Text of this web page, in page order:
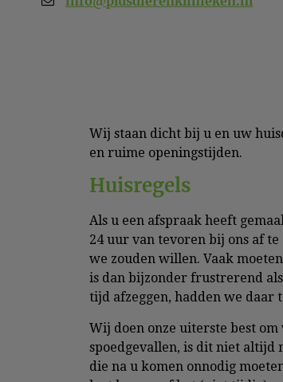
Wij staan dicht bij u en uw
en ruime openingstijden.
Huisregels
Als u een afspraak heeft
24 uur van tevoren bij ons af
we zouden willen. Vaak
is dan bijzonder frustrerend
tijd afzeggen, hadden we daar
Wij doen onze uiterste best
spoedgevallen, is dit niet altijd
die na u komen onnodig